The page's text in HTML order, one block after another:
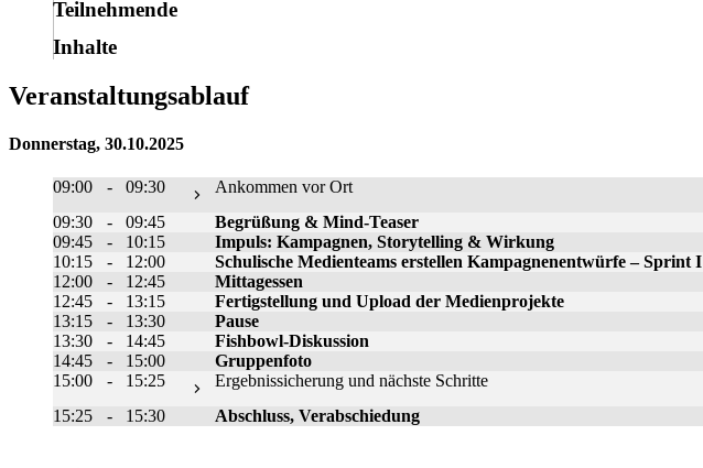
Teil­neh­men­de
In­hal­te
Ver­an­stal­tungs­ab­lauf
Donnerstag, 30.10.2025
09:00 - 09:30
An­kom­men vor Ort
09:30
- 09:45
Be­grü­ßung & Min­d‑­Teaser
09:45
- 10:15
Im­puls: Kam­pa­gnen, Sto­ry­tel­ling & Wir­kung
10:15
- 12:00
Schu­li­sche Me­di­en­teams er­stel­len Kam­pa­gnen­ent­wür­fe – Sprint I
12:00
- 12:45
Mit­tag­essen
12:45
- 13:15
Fer­tig­stel­lung und Upload der Me­di­en­pro­jek­te
13:15
- 13:30
Pau­se
13:30
- 14:45
Fi­sh­bowl-Dis­kus­si­on
14:45
- 15:00
Grup­pen­fo­to
15:00
- 15:25
Er­geb­nis­si­che­rung und nächs­te Schrit­te
15:25
- 15:30 Ab­schluss, Ver­ab­schie­dung